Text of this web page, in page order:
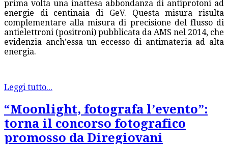
prima volta una inattesa abbondanza di antiprotoni ad
energie di centinaia di GeV. Questa misura risulta
complementare alla misura di precisione del flusso di
antielettroni (positroni) pubblicata da AMS nel 2014, che
evidenzia anch’essa un eccesso di antimateria ad alta
energia.
Leggi tutto...
“Moonlight, fotografa l’evento”:
torna il concorso fotografico
promosso da Diregiovani